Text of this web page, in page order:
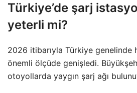
Türkiye’de şarj
yeterli mi?
2026 itibarıyla Türkiye genelinde
önemli ölçüde genişledi.
otoyollarda yaygın şarj ağı